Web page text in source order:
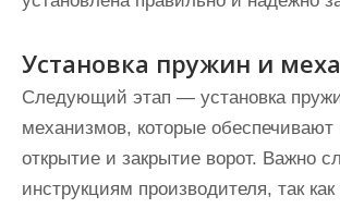
Установка пружин и
Следующий этап — установка
механизмов, которые обеспечивают
открытие и закрытие ворот. Важно
инструкциям производителя, так